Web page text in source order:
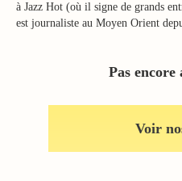
à Jazz Hot (où il signe de grands
est journaliste au Moyen Orient
Pas encore
Voir